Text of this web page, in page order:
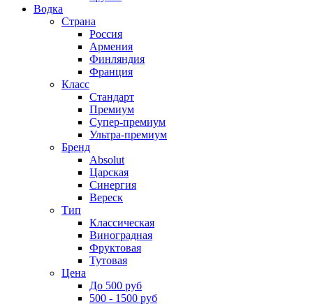
Водка
Страна
Россия
Армения
Финляндия
Франция
Класс
Стандарт
Премиум
Супер-премиум
Ультра-премиум
Бренд
Absolut
Царская
Синергия
Вереск
Тип
Классическая
Виноградная
Фруктовая
Тутовая
Цена
До 500 руб
500 - 1500 руб